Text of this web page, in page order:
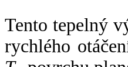
Tento tepelný
rychlého